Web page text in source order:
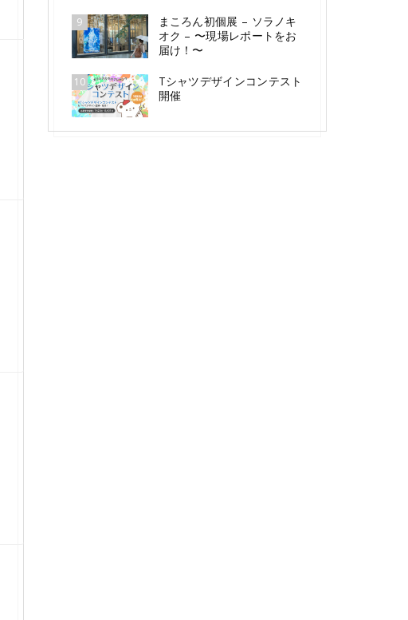
9
まころん初個展 – ソラノキ
オク – 〜現場レポートをお
届け！〜
10
Tシャツデザインコンテスト
開催